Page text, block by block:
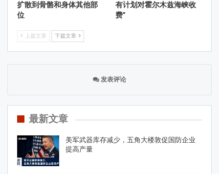
扩散到骨骼和身体其他部
位
有计划对霍尔木兹海峡收
费”
上篇文章 下篇文章
发表评论
最新文章
美军武器库存减少，五角大楼敦促国防企业
提高产量